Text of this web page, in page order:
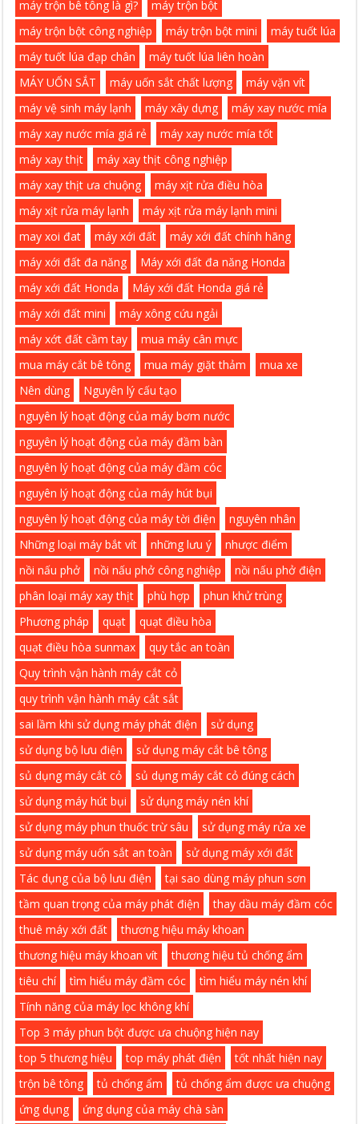
máy trộn bê tông là gì?
máy trộn bột
máy trộn bột công nghiệp
máy trộn bột mini
máy tuốt lúa
máy tuốt lúa đạp chân
máy tuốt lúa liên hoàn
MÁY UỐN SẮT
máy uốn sắt chất lượng
máy vặn vít
máy vệ sinh máy lạnh
máy xây dựng
máy xay nước mía
máy xay nước mía giá rẻ
máy xay nước mía tốt
máy xay thịt
máy xay thịt công nghiệp
máy xay thịt ưa chuộng
máy xịt rửa điều hòa
máy xịt rửa máy lạnh
máy xịt rửa máy lạnh mini
may xoi đat
máy xới đất
máy xới đất chính hãng
máy xới đất đa năng
Máy xới đất đa năng Honda
máy xới đất Honda
Máy xới đất Honda giá rẻ
máy xới đất mini
máy xông cứu ngải
máy xớt đất cầm tay
mua máy cân mực
mua máy cắt bê tông
mua máy giặt thảm
mua xe
Nên dùng
Nguyên lý cấu tạo
nguyên lý hoạt động của máy bơm nước
nguyên lý hoạt động của máy đầm bàn
nguyên lý hoạt động của máy đầm cóc
nguyên lý hoạt động của máy hút bụi
nguyên lý hoạt động của máy tời điện
nguyên nhân
Những loại máy bắt vít
những lưu ý
nhược điểm
nồi nấu phở
nồi nấu phở công nghiệp
nồi nấu phở điện
phân loại máy xay thịt
phù hợp
phun khử trùng
Phương pháp
quạt
quạt điều hòa
quạt điều hòa sunmax
quy tắc an toàn
Quy trình vận hành máy cắt cỏ
quy trình vận hành máy cắt sắt
sai lầm khi sử dụng máy phát điện
sử dụng
sử dụng bộ lưu điện
sử dụng máy cắt bê tông
sủ dụng máy cắt cỏ
sủ dụng máy cắt cỏ đúng cách
sử dụng máy hút bụi
sử dụng máy nén khí
sử dụng máy phun thuốc trừ sâu
sử dụng máy rửa xe
sử dụng máy uốn sắt an toàn
sử dụng máy xới đất
Tác dụng của bộ lưu điện
tại sao dùng máy phun sơn
tầm quan trọng của máy phát điện
thay dầu máy đầm cóc
thuê máy xới đất
thương hiệu máy khoan
thương hiệu máy khoan vít
thương hiệu tủ chống ẩm
tiêu chí
tìm hiểu máy đầm cóc
tìm hiểu máy nén khí
Tính năng của máy lọc không khí
Top 3 máy phun bột được ưa chuộng hiện nay
top 5 thương hiệu
top máy phát điện
tốt nhất hiện nay
trộn bê tông
tủ chống ẩm
tủ chống ẩm được ưa chuộng
ứng dụng
ứng dụng của máy chà sàn